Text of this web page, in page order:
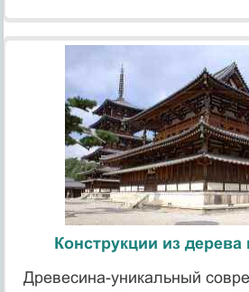
Конструкции из дерева
Древесина-уникальный